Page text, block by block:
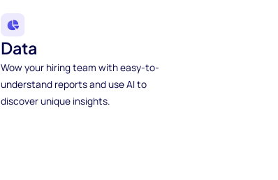
Data
Wow your hiring team with easy-to-
understand reports and use AI to
discover unique insights.